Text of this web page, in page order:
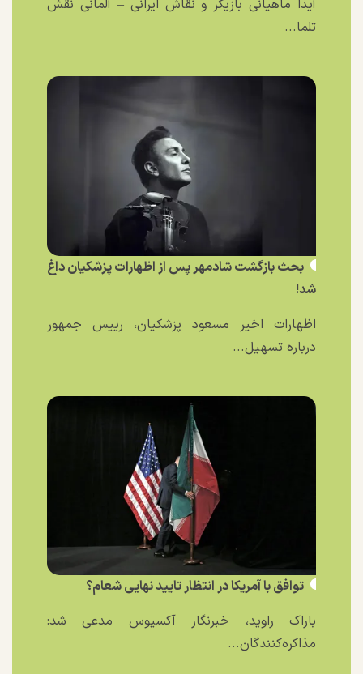
آیدا ماهیانی بازیگر و نقاش ایرانی – آلمانی نقش
تلما...
بحث بازگشت شادمهر پس از اظهارات پزشکیان داغ
شد!
اظهارات اخیر مسعود پزشکیان، رییس جمهور
درباره تسهیل...
توافق با آمریکا در انتظار تایید نهایی شعام؟
باراک راوید، خبرنگار آکسیوس مدعی شد:
مذاکره‌کنندگان...